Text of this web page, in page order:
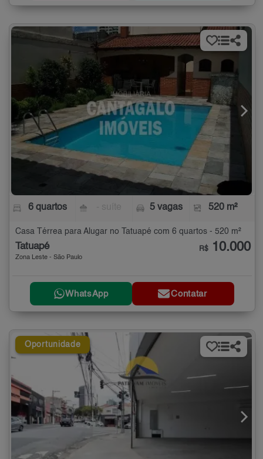
6 quartos 5 vagas 520 m²
Casa Térrea para Alugar no Tatuapé com 6 quartos - 520 m²
Tatuapé
Zona Leste - São Paulo
R$ 10.000
WhatsApp Contatar
Oportunidade